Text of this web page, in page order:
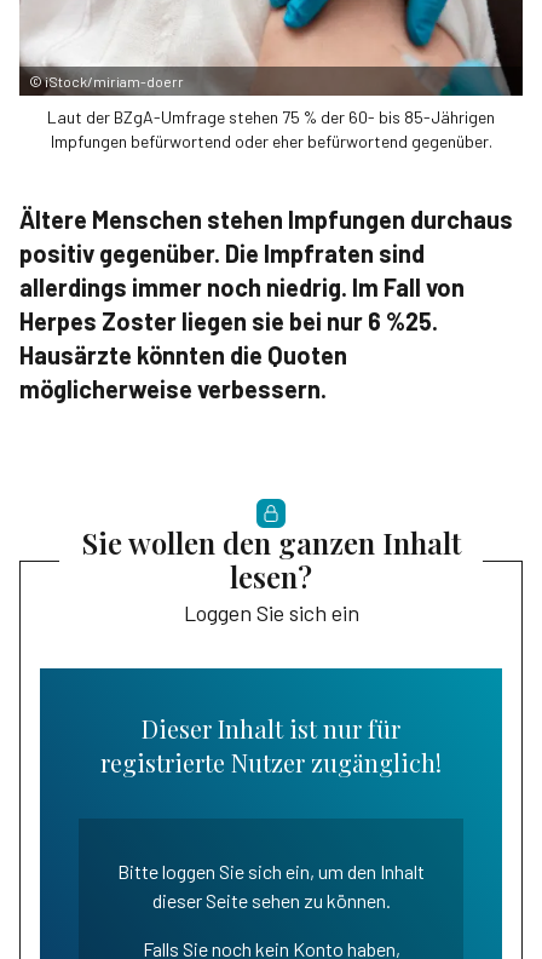
©iStock/miriam-doerr
Laut der BZgA-Umfrage stehen 75 % der 60- bis 85-Jährigen
Impfungen befürwortend oder eher befürwortend gegenüber.
Ältere Menschen stehen Impfungen durchaus
positiv gegenüber. Die Impfraten sind
allerdings immer noch niedrig. Im Fall von
Herpes Zoster liegen sie bei nur 6 %25.
Hausärzte könnten die Quoten
möglicherweise verbessern.
Sie wollen den ganzen Inhalt
lesen?
Loggen Sie sich ein
Dieser Inhalt ist nur für
registrierte Nutzer zugänglich!
Bitte loggen Sie sich ein, um den Inhalt
dieser Seite sehen zu können.
Falls Sie noch kein Konto haben,